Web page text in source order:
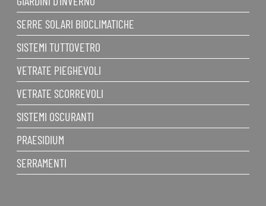
SERRE SOLARI BIOCLIMATICHE
SISTEMI TUTTOVETRO
VETRATE PIEGHEVOLI
VETRATE SCORREVOLI
SISTEMI OSCURANTI
PRAESIDIUM
SERRAMENTI